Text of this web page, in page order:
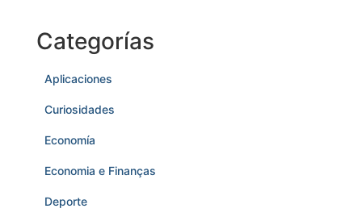
Categorías
Aplicaciones
Curiosidades
Economía
Economia e Finanças
Deporte